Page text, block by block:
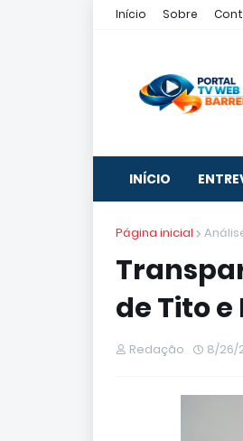
Início Sobre
INÍCIO
Página inicial
de Tito
Redação 8/26/